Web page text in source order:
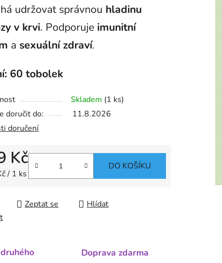
udržovat správnou hladinu
v krvi. Podporuje imunitní
a sexuální zdraví.
60 tobolek
Skladem (1 ks)
doručit do:
11.8.2026
doručení
Kč
/ 1 ks
DO KOŠÍKU
Zeptat se
Hlídat
Doprava zdarma